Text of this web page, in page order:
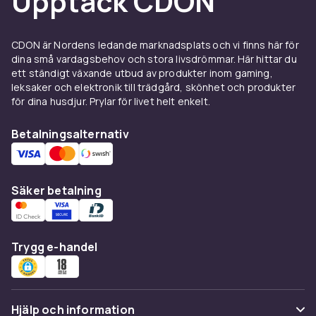
kalkylblad behöver mer bredd än den som
anteckningsblock. Planera arbetsytan utifrån
vad du har framför dig under en normal
arbetsdag och lägg till lite marginal.
Bordets djup påverkar hur nära skärmen du
tangentbordet. Ett djup på 70 till 80 centimeter
är standard för datorarbete och ger plats för
ritarbete eller pappersarbete kan ett djupare
bord vara att föredra.
under arbetsdagen? Titta på
arbetsbord och ritbord
till rätt höjd med ett knapptryck eller en vev.
CDON är Nordens ledande marknadsplats och vi finns här för
dina små vardagsbehov och stora livsdrömmar. Här hittar du
ett ständigt växande utbud av produkter inom gaming,
leksaker och elektronik till trädgård, skönhet och produkter
för dina husdjur. Prylar för livet helt enkelt.
Betalningsalternativ
Säker betalning
Trygg e-handel
Hjälp och information